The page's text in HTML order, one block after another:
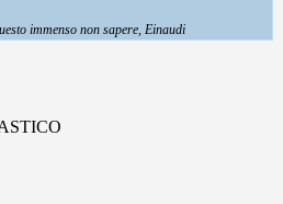
immenso non sapere, Einaudi